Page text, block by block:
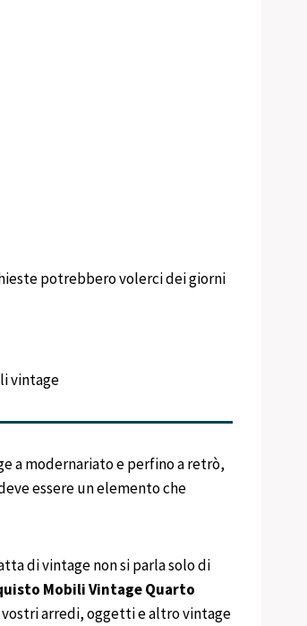
potrebbero volerci dei giorni
vintage
a modernariato e perfino a retrò,
essere un elemento che
di vintage non si parla solo di
MobiliVintageQuarto
arredi, oggetti e altro vintage